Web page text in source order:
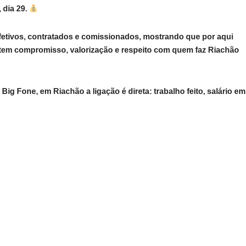
dia 29.
contratados e comissionados, mostrando que por aqui
compromisso, valorização e respeito com quem faz Riachão
Fone, em Riachão a ligação é direta: trabalho feito, salário em